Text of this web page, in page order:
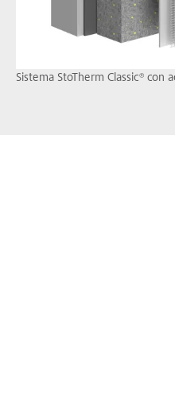
Sistema StoTherm Classic® con